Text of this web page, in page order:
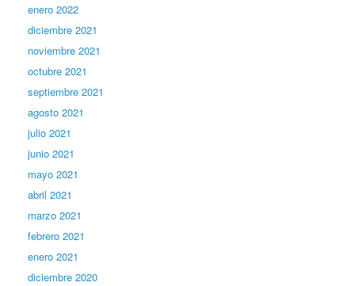
enero 2022
diciembre 2021
noviembre 2021
octubre 2021
septiembre 2021
agosto 2021
julio 2021
junio 2021
mayo 2021
abril 2021
marzo 2021
febrero 2021
enero 2021
diciembre 2020